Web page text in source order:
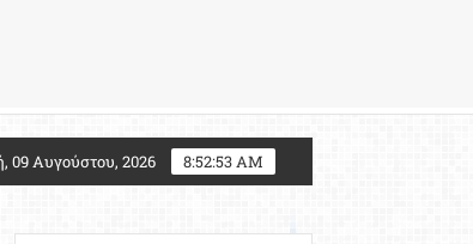
αλλάζει για τους υποψηφίους Στρατιωτικών
09 Αυγούστου, 2026 8:52:54 AM